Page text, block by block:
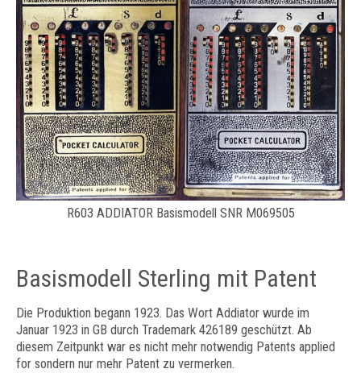
R603 ADDIATOR Basismodell SNR M069505
Basismodell Sterling mit Patent
Die Produktion begann 1923. Das Wort Addiator wurde im
Januar 1923 in GB durch Trademark 426189 geschützt. Ab
diesem Zeitpunkt war es nicht mehr notwendig Patents applied
for sondern nur mehr Patent zu vermerken.